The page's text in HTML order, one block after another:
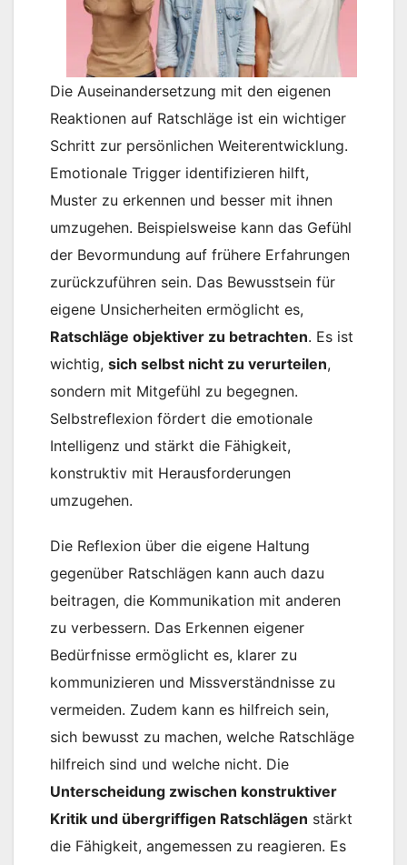
Die Auseinandersetzung mit den eigenen
Reaktionen auf Ratschläge ist ein wichtiger
Schritt zur persönlichen Weiterentwicklung.
Emotionale Trigger identifizieren hilft,
Muster zu erkennen und besser mit ihnen
umzugehen. Beispielsweise kann das Gefühl
der Bevormundung auf frühere Erfahrungen
zurückzuführen sein. Das Bewusstsein für
eigene Unsicherheiten ermöglicht es,
Ratschläge objektiver zu betrachten. Es ist
wichtig, sich selbst nicht zu verurteilen,
sondern mit Mitgefühl zu begegnen.
Selbstreflexion fördert die emotionale
Intelligenz und stärkt die Fähigkeit,
konstruktiv mit Herausforderungen
umzugehen.
Die Reflexion über die eigene Haltung
gegenüber Ratschlägen kann auch dazu
beitragen, die Kommunikation mit anderen
zu verbessern. Das Erkennen eigener
Bedürfnisse ermöglicht es, klarer zu
kommunizieren und Missverständnisse zu
vermeiden. Zudem kann es hilfreich sein,
sich bewusst zu machen, welche Ratschläge
hilfreich sind und welche nicht. Die
Unterscheidung zwischen konstruktiver
Kritik und übergriffigen Ratschlägen stärkt
die Fähigkeit, angemessen zu reagieren. Es